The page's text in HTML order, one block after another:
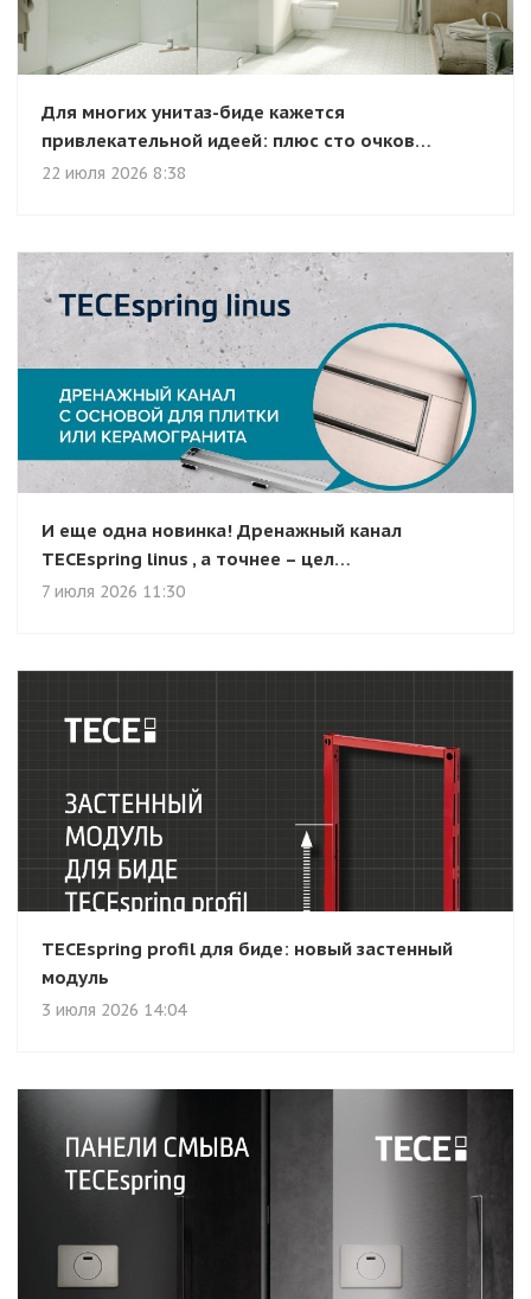
Для многих унитаз-биде кажется
привлекательной идеей: плюс сто очков…
22 июля 2026 8:38
И еще одна новинка! Дренажный канал
TECEspring linus , а точнее – цел…
7 июля 2026 11:30
TECEspring profil для биде: новый застенный
модуль
3 июля 2026 14:04